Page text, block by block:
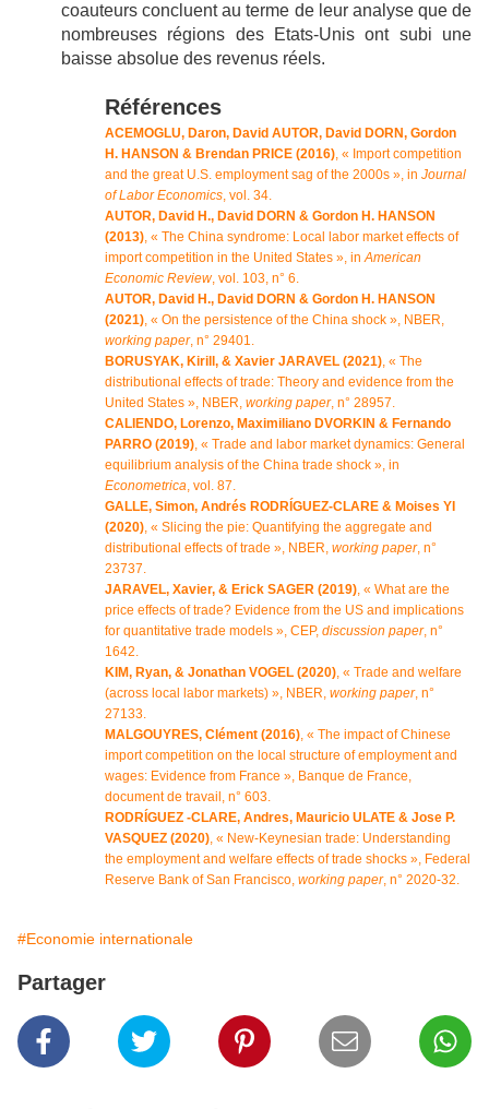
coauteurs concluent au terme de leur analyse que de
nombreuses régions des Etats-Unis ont subi une
baisse absolue des revenus réels.
Références
ACEMOGLU, Daron, David AUTOR, David DORN, Gordon
H. HANSON & Brendan PRICE (2016), « Import competition
and the great U.S. employment sag of the 2000s », in Journal
of Labor Economics, vol. 34.
AUTOR, David H., David DORN & Gordon H. HANSON
(2013), « The China syndrome: Local labor market effects of
import competition in the United States », in American
Economic Review, vol. 103, n° 6.
AUTOR, David H., David DORN & Gordon H. HANSON
(2021), « On the persistence of the China shock », NBER,
working paper, n° 29401.
BORUSYAK, Kirill, & Xavier JARAVEL (2021), « The
distributional effects of trade: Theory and evidence from the
United States », NBER, working paper, n° 28957.
CALIENDO, Lorenzo, Maximiliano DVORKIN & Fernando
PARRO (2019), « Trade and labor market dynamics: General
equilibrium analysis of the China trade shock », in
Econometrica, vol. 87.
GALLE, Simon, Andrés RODRÍGUEZ-CLARE & Moises YI
(2020), « Slicing the pie: Quantifying the aggregate and
distributional effects of trade », NBER, working paper, n°
23737.
JARAVEL, Xavier, & Erick SAGER (2019), « What are the
price effects of trade? Evidence from the US and implications
for quantitative trade models », CEP, discussion paper, n°
1642.
KIM, Ryan, & Jonathan VOGEL (2020), « Trade and welfare
(across local labor markets) », NBER, working paper, n°
27133.
MALGOUYRES, Clément (2016), « The impact of Chinese
import competition on the local structure of employment and
wages: Evidence from France », Banque de France,
document de travail, n° 603.
RODRÍGUEZ -CLARE, Andres, Mauricio ULATE & Jose P.
VASQUEZ (2020), « New-Keynesian trade: Understanding
the employment and welfare effects of trade shocks », Federal
Reserve Bank of San Francisco, working paper, n° 2020-32.
#Economie internationale
Partager